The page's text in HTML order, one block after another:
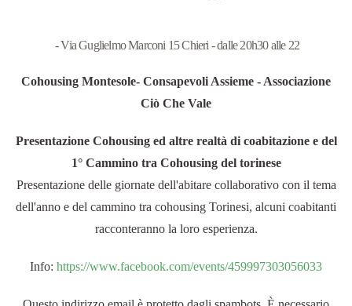
- Via Guglielmo Marconi 15 Chieri - dalle 20h30 alle 22
Cohousing Montesole- Consapevoli Assieme - Associazione
Ciò Che Vale
Presentazione Cohousing ed altre realtà di coabitazione e del
1° Cammino tra Cohousing del torinese
Presentazione delle giornate dell'abitare collaborativo con il tema
dell'anno e del cammino tra cohousing Torinesi, alcuni coabitanti
racconteranno la loro esperienza.
Info: https://www.facebook.com/events/459997303056033